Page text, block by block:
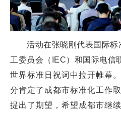
活动在张晓刚代表国际标
工委员会（IEC）和国际电信
世界标准日祝词中拉开帷幕
分肯定了成都市标准化工作
提出了期望，希望成都市继